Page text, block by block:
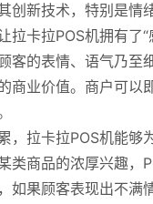
创新技术，特别是情
拉卡拉POS机拥有了
客的表情、语气乃
商业价值。商户可
，拉卡拉POS机能
类商品的浓厚兴趣，
如果顾客表现出不